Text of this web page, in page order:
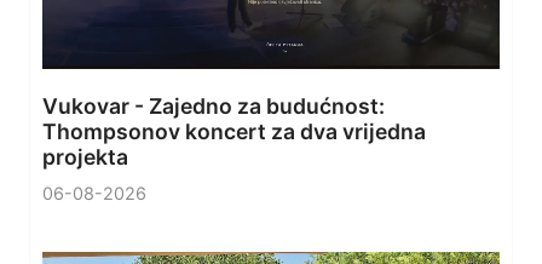
Vukovar - Zajedno za budućnost:
Thompsonov koncert za dva vrijedna
projekta
06-08-2026